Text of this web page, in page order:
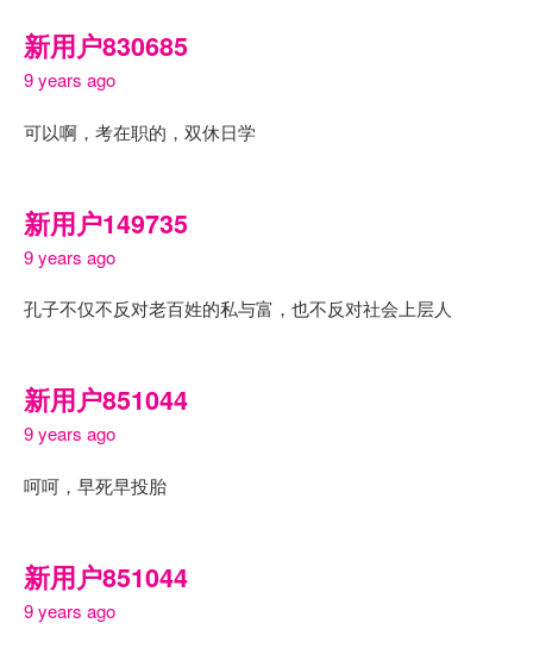
新用户830685
9 years ago
可以啊，考在职的，双休日学
新用户149735
9 years ago
孔子不仅不反对老百姓的私与富，也不反对社会上层人
新用户851044
9 years ago
呵呵，早死早投胎
新用户851044
9 years ago